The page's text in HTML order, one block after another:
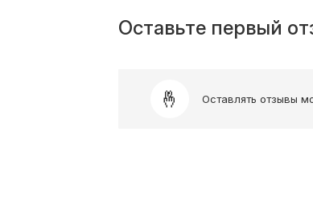
Оставьте первый
Оставлять отзывы